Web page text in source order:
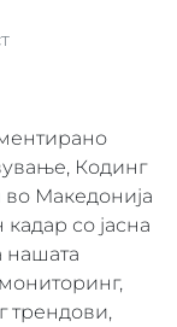
Кодинг
Македонија
со јасна
нашата
трендови,